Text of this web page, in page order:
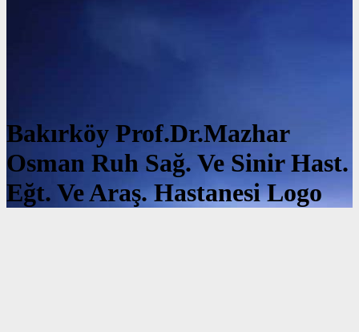
Bakırköy Prof.Dr.Mazhar
Osman Ruh Sağ. Ve Sinir Hast.
Eğt. Ve Araş. Hastanesi Logo